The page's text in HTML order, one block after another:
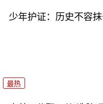
少年护证：历史不容
最热